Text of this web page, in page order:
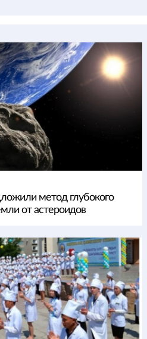
метод глубокого
от астероидов